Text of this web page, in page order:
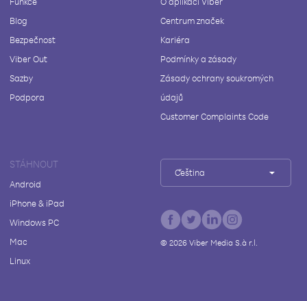
Blog
Bezpečnost
Viber Out
Sazby
Podpora
Centrum značek
Kariéra
Podmínky a zásady
Zásady ochrany soukromých
údajů
Customer Complaints Code
STÁHNOUT
Android
iPhone & iPad
Windows PC
Mac
Linux
Čeština
© 2026Viber Media S.à r.l.